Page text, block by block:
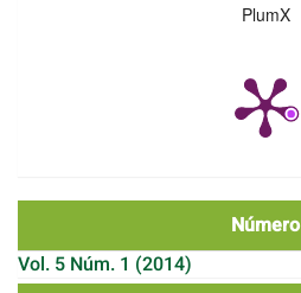
PlumX
Número
Vol. 5 Núm. 1 (2014)